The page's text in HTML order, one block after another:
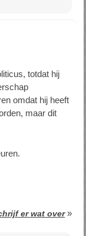
totdat hij
omdat hij heeft
maar dit
er wat over»